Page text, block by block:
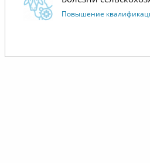
Повышение